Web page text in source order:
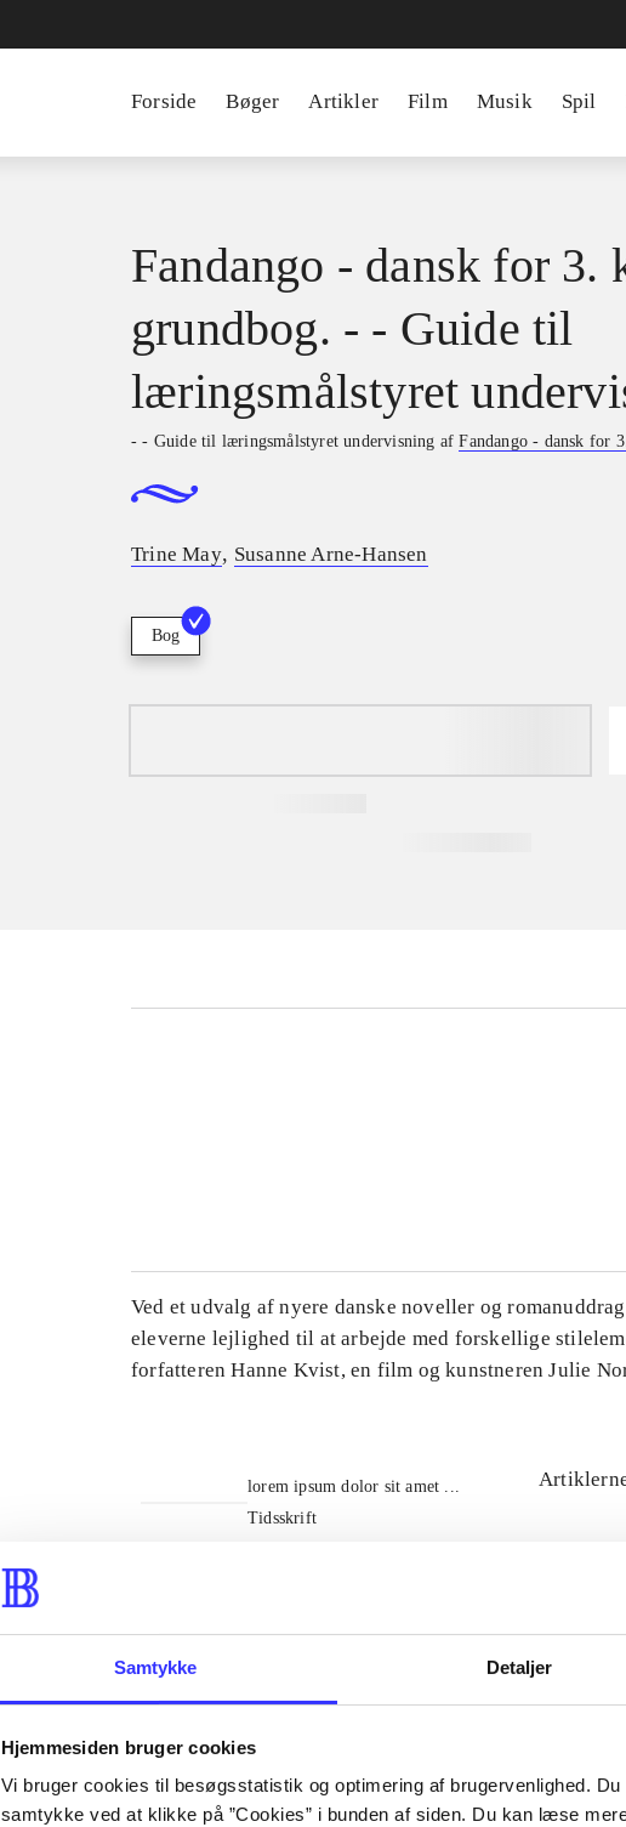
Samtykke Detaljer
Hjemmesiden bruger cookies
Vi bruger cookies til besøgsstatistik og optimering af brugervenlighed.
samtykke ved at klikke på ”Cookies” i bunden af siden. Du kan læse
Forside Bøger Artikler Film Musik Spil
Fandango - dansk for 3.
grundbog. - - Guide til
læringsmålstyret
- - Guide til læringsmålstyret undervisning afFandango - dansk for
Trine May, Susanne Arne-Hansen
Bog
Ved et udvalg af nyere danske noveller og
eleverne lejlighed til at arbejde med forskellige
forfatteren Hanne Kvist, en film og kunstneren Julie
lorem ipsum dolor sit amet ...
Tidsskrift